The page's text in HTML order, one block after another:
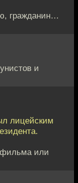
гражданин…
и
лицейским
фильма или